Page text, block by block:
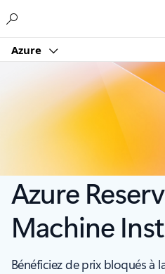
Azure
Azure
Machine
Bénéficiez de prix bloqués à